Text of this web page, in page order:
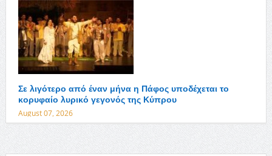
Σε λιγότερο από έναν μήνα η Πάφος υποδέχεται το
κορυφαίο λυρικό γεγονός της Κύπρου
August 07, 2026